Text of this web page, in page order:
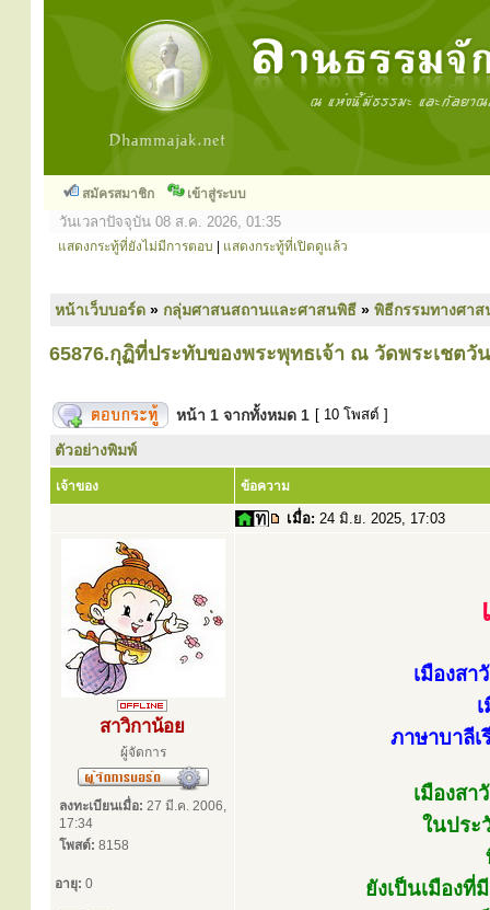
สมัครสมาชิก เข้าสู่ระบบ
วันเวลาปัจจุบัน 08 ส.ค. 2026, 01:35
แสดงกระทู้ที่ยังไม่มีการตอบ แสดงกระทู้ที่เปิดดูแล้ว
หน้าเว็บบอร์ด » กลุ่มศาสนสถานและศาสนพิธี » พิธีกรรมทางศา
65876.กุฏิที่ประทับของพระพุทธเจ้า ณ วัดพระเชตวั
หน้า 1 จากทั้งหมด 1 [ 10 โพสต์ ]
ตัวอย่างพิมพ์
เจ้าของ ข้อความ
เมื่อ: 24 มิ.ย. 2025, 17:03
สาวิกาน้อย
ผู้จัดการ
ลงทะเบียนเมื่อ: 27 มี.ค. 2006,
17:34
โพสต์: 8158
อายุ: 0
เมืองส
ภาษาบาลีเ
เมืองส
ในประ
ยังเป็นเมืองที่